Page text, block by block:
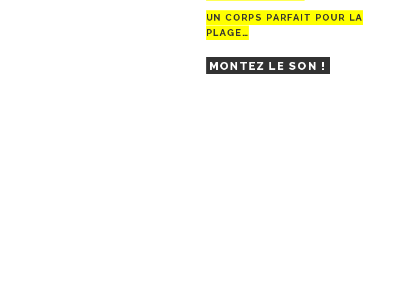
UN CORPS PARFAIT POUR LA
PLAGE…
MONTEZ LE SON !